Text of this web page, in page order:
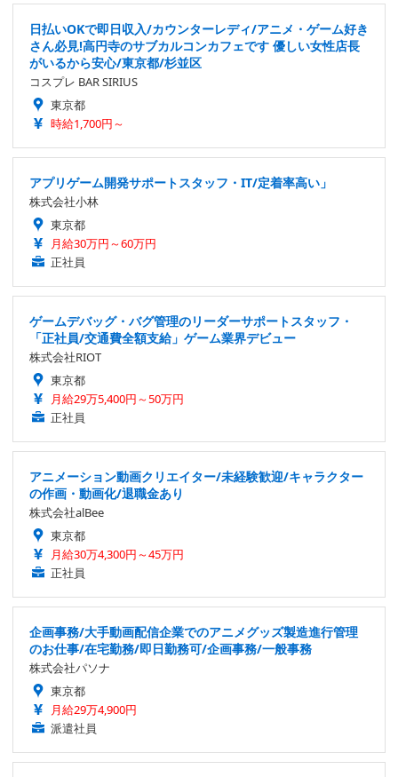
日払いOKで即日収入/カウンターレディ/アニメ・ゲーム好き
さん必見!高円寺のサブカルコンカフェです 優しい女性店長
がいるから安心/東京都/杉並区
コスプレ BAR SIRIUS
東京都
時給1,700円～
アプリゲーム開発サポートスタッフ・IT/定着率高い」
株式会社小林
東京都
月給30万円～60万円
正社員
ゲームデバッグ・バグ管理のリーダーサポートスタッフ・
「正社員/交通費全額支給」ゲーム業界デビュー
株式会社RIOT
東京都
月給29万5,400円～50万円
正社員
アニメーション動画クリエイター/未経験歓迎/キャラクター
の作画・動画化/退職金あり
株式会社alBee
東京都
月給30万4,300円～45万円
正社員
企画事務/大手動画配信企業でのアニメグッズ製造進行管理
のお仕事/在宅勤務/即日勤務可/企画事務/一般事務
株式会社パソナ
東京都
月給29万4,900円
派遣社員